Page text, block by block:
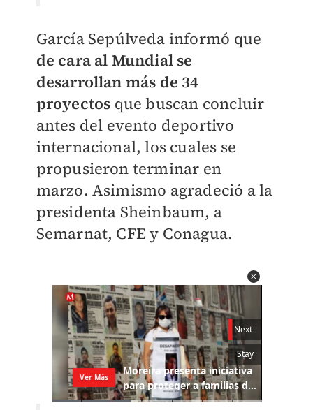
García Sepúlveda informó que
de cara al Mundial se
desarrollan más de 34
proyectos que buscan concluir
antes del evento deportivo
internacional, los cuales se
propusieron terminar en
marzo. Asimismo agradeció a la
presidenta Sheinbaum, a
Semarnat, CFE y Conagua.